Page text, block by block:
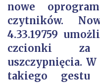
nowe
czytników.
4.33.19759
czcionki
uszczypnięcia.
takiego